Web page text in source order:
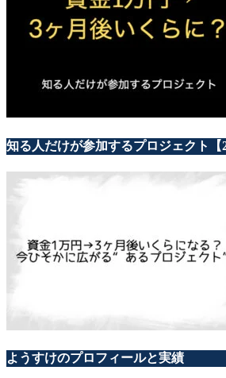
知る人だけが参加するプロジェクト【
ようすけのプロフィールと実績